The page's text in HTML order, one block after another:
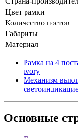
Цвет рамки
Количество постов
Габариты
Материал
Рамка на 4
ivory
Механизм
Основные